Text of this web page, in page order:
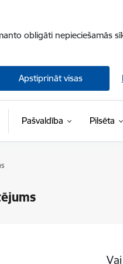
obligāti nepieciešamās
Apstiprināt visas
Pašvaldība Pilsēta